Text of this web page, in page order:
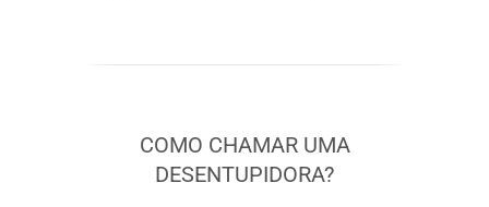
COMO CHAMAR UMA
DESENTUPIDORA?